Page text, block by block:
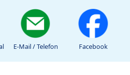
E-Mail / Telefon Facebook